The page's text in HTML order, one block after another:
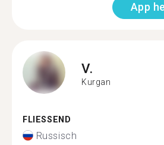
App
V.
Kurgan
FLIESSEND
Russisch